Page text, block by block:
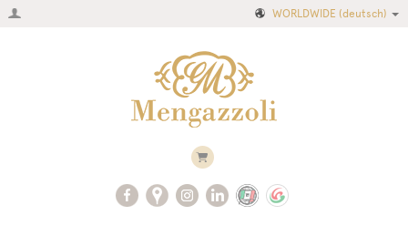
WORLDWIDE (deutsch)